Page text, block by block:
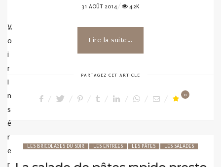
POSTED
31 AOÛT 2014 4.2K
V
o
i
r
I
n
s
é
r
e
r
…
Lire la suite...
PARTAGEZ CET ARTICLE
0
LES BRICOLAGES DU SOIR LES ENTRÉES LES PÂTES LES SALADES